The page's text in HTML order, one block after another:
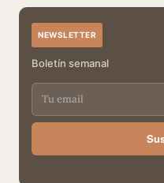
NEWSLETTER
Boletín semanal